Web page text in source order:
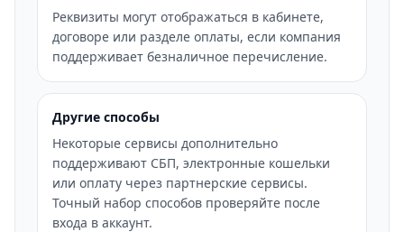
Реквизиты могут отображаться в кабинете,
договоре или разделе оплаты, если компания
поддерживает безналичное перечисление.
Другие способы
Некоторые сервисы дополнительно
поддерживают СБП, электронные кошельки
или оплату через партнерские сервисы.
Точный набор способов проверяйте после
входа в аккаунт.